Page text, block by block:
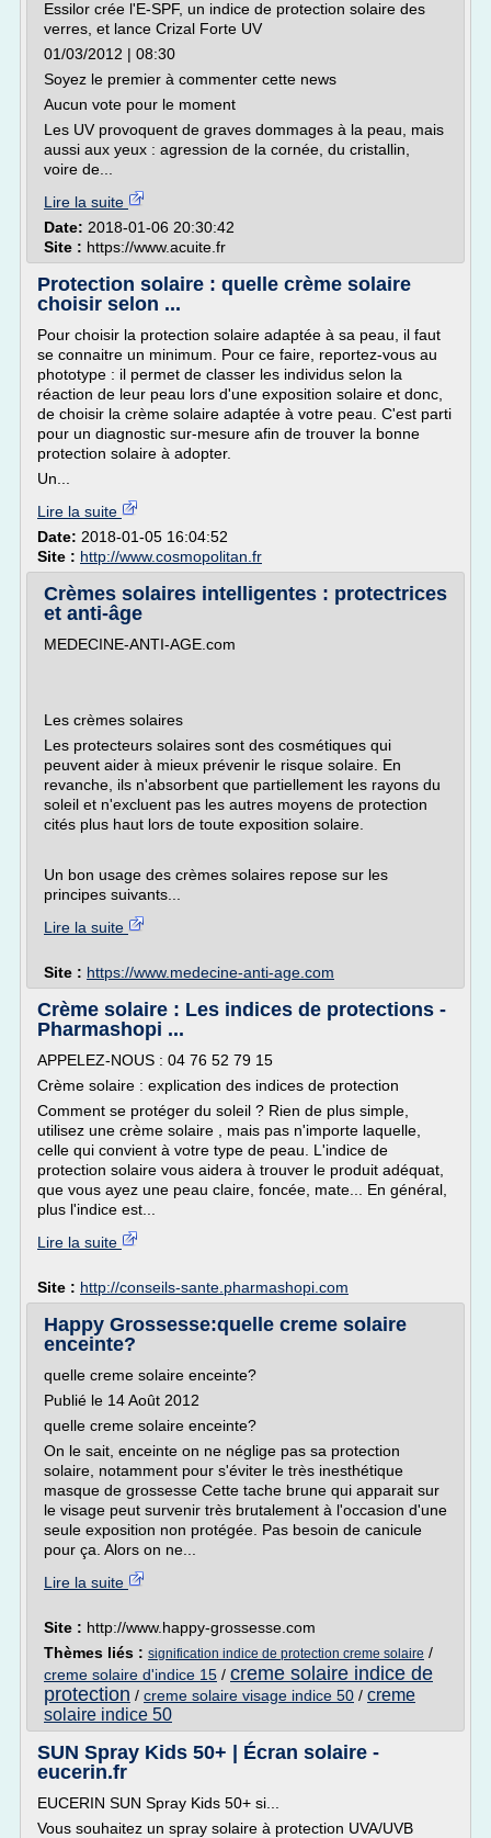
Essilor crée l'E-SPF, un indice de protection solaire des
verres, et lance Crizal Forte UV
01/03/2012 | 08:30
Soyez le premier à commenter cette news
Aucun vote pour le moment
Les UV provoquent de graves dommages à la peau, mais
aussi aux yeux : agression de la cornée, du cristallin,
voire de...
Lire la suite
Date: 2018-01-06 20:30:42
Site : https://www.acuite.fr
Protection solaire : quelle crème solaire
choisir selon ...
Pour choisir la protection solaire adaptée à sa peau, il faut
se connaitre un minimum. Pour ce faire, reportez-vous au
phototype : il permet de classer les individus selon la
réaction de leur peau lors d'une exposition solaire et donc,
de choisir la crème solaire adaptée à votre peau. C'est parti
pour un diagnostic sur-mesure afin de trouver la bonne
protection solaire à adopter.
Un...
Lire la suite
Date: 2018-01-05 16:04:52
Site : http://www.cosmopolitan.fr
Crèmes solaires intelligentes : protectrices
et anti-âge
MEDECINE-ANTI-AGE.com
Les crèmes solaires
Les protecteurs solaires sont des cosmétiques qui
peuvent aider à mieux prévenir le risque solaire. En
revanche, ils n'absorbent que partiellement les rayons du
soleil et n'excluent pas les autres moyens de protection
cités plus haut lors de toute exposition solaire.
Un bon usage des crèmes solaires repose sur les
principes suivants...
Lire la suite
Site : https://www.medecine-anti-age.com
Crème solaire : Les indices de protections -
Pharmashopi ...
APPELEZ-NOUS : 04 76 52 79 15
Crème solaire : explication des indices de protection
Comment se protéger du soleil ? Rien de plus simple,
utilisez une crème solaire , mais pas n'importe laquelle,
celle qui convient à votre type de peau. L'indice de
protection solaire vous aidera à trouver le produit adéquat,
que vous ayez une peau claire, foncée, mate... En général,
plus l'indice est...
Lire la suite
Site : http://conseils-sante.pharmashopi.com
Happy Grossesse:quelle creme solaire
enceinte?
quelle creme solaire enceinte?
Publié le 14 Août 2012
quelle creme solaire enceinte?
On le sait, enceinte on ne néglige pas sa protection
solaire, notamment pour s'éviter le très inesthétique
masque de grossesse Cette tache brune qui apparait sur
le visage peut survenir très brutalement à l'occasion d'une
seule exposition non protégée. Pas besoin de canicule
pour ça. Alors on ne...
Lire la suite
Site : http://www.happy-grossesse.com
Thèmes liés : signification indice de protection creme solaire /
creme solaire d'indice 15 / creme solaire indice de
protection / creme solaire visage indice 50 / creme
solaire indice 50
SUN Spray Kids 50+ | Écran solaire -
eucerin.fr
EUCERIN SUN Spray Kids 50+ si...
Vous souhaitez un spray solaire à protection UVA/UVB